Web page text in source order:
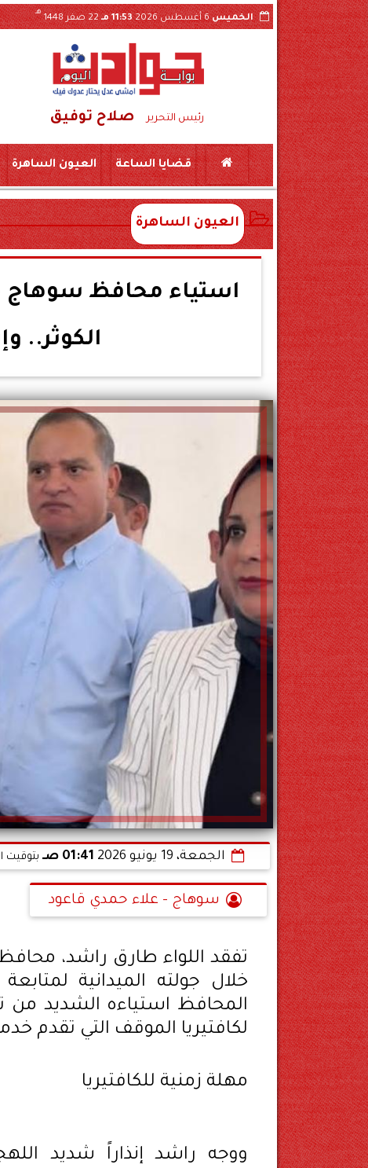
الخميس6 أغسطس 2026 11:53 مـ 22 صفر 1448
هـ
رئيس التحرير صلاح توفيق
والقرارات الداخلية عبر «السوشيال ميديا»
قضايا الساعة العيون الساهرة
العيون الساهرة
استياء محافظ سوهاج
الكوثر..
الجمعة، 19 يونيو 2026 01:41 صـ بتوقيت
سوهاج - علاء حمدي قاعود
تفقد اللواء طارق راشد،
خلال جولته الميدانية
المحافظ استياءه الشديد من
لكافتيريا الموقف التي تقدم
مهلة زمنية للكافتيريا
ووجه راشد إنذاراً شديد